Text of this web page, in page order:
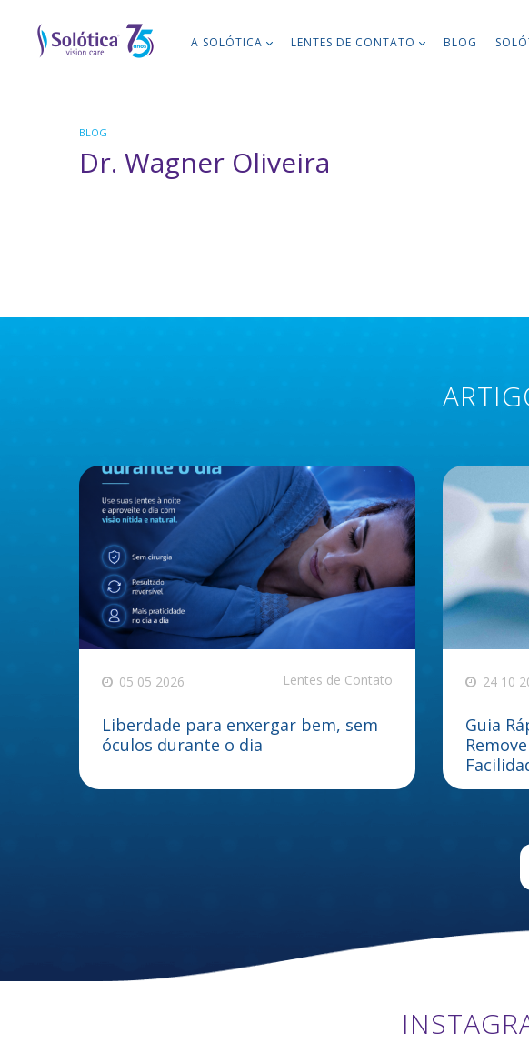
A SOLÓTICA LENTES DE CONTATO BLOG
BLOG
Dr. Wagner Oliveira
05 05 2026 Lentes de Contato
Liberdade para enxergar bem, sem
óculos durante o dia
24 10
Guia